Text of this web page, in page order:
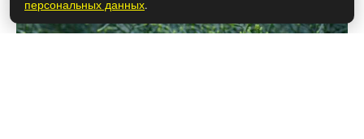
персональных данных.